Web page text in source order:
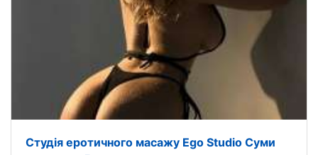
Студія еротичного масажу Ego Studio Суми